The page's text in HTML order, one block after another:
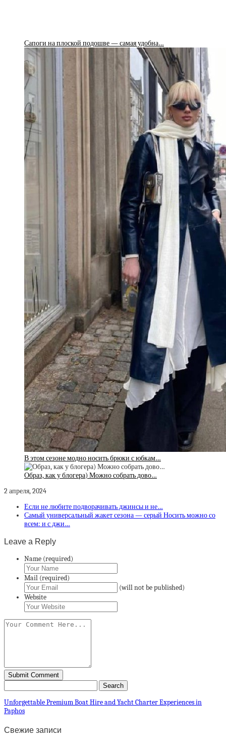
Сапоги на плоской подошве — самая удобна…
В этом сезоне модно носить брюки с юбкам…
Образ, как у блогера) Можно собрать дово…
2 апреля, 2024
Если не любите подворачивать джинсы и не…
Самый универсальный жакет сезона — серый Носить можно со
всем: и с джи…
Leave a Reply
Name (required)
Mail (required)
(will not be published)
Website
Unforgettable Premium Boat Hire and Yacht Charter Experiences in
Paphos
Свежие записи